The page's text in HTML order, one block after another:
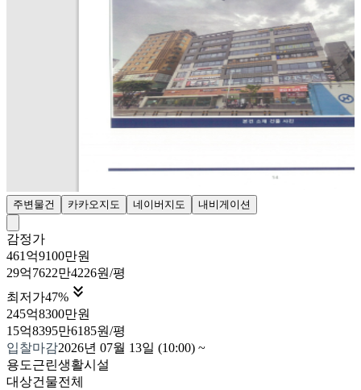
주변물건 카카오지도 네이버지도 내비게이션
감정가
461억9100만원
29억7622만4226원/평
최저가47% 
245억8300만원
15억8395만6185원/평
입찰마감2026년 07월 13일 (10:00) ~
용도근린생활시설
대상건물전체